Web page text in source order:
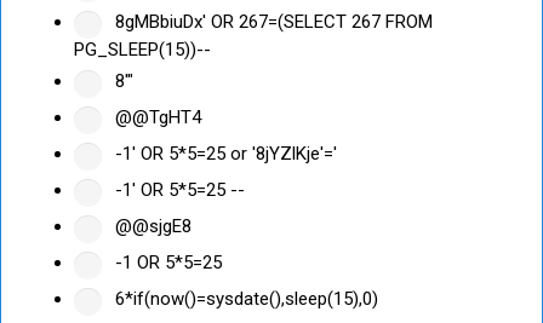
8gMBbiuDx' OR 267=(SELECT 267 FROM
PG_SLEEP(15))--
8'"
@@TgHT4
-1' OR 5*5=25 or '8jYZlKje'='
-1' OR 5*5=25 --
@@sjgE8
-1 OR 5*5=25
6*if(now()=sysdate(),sleep(15),0)